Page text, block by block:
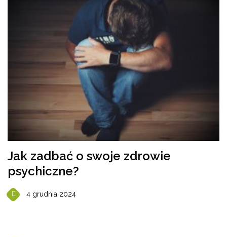
Jak zadbać o swoje zdrowie
psychiczne?
4 grudnia 2024